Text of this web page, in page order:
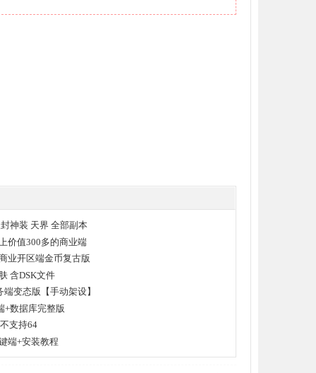
神装 天界 全部副本
价值300多的商业端
业开区端金币复古版
含DSK文件
变态版【手动架设】
+数据库完整版
支持64
端+安装教程